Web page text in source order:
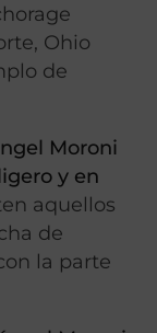
Ohio
de
Moroni
y en
aquellos
de
la parte